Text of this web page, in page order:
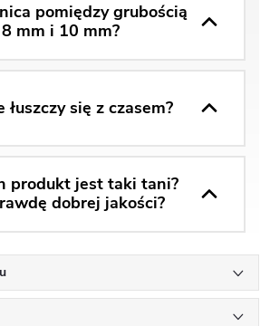
pomiędzy grubością
mm i 10 mm?
łuszczy się z czasem?
produkt jest taki tani?
dobrej jakości?